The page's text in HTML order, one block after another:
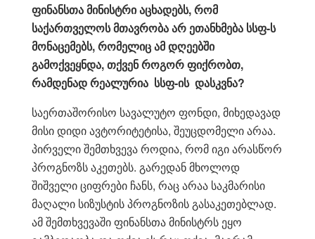
ფინანსთა მინისტრი აცხადებს, რომ
საქართველოს მთავრობა არ ეთანხმება სსფ-ს
მონაცემებს, რომელიც ამ დღეებში
გამოქვეყნდა, თქვენ როგორფიქრობთ,
რამდენად რეალურია სსფ-ის დასკვნა?
საერთაშორისო სავალუტო ფონდი, მიხედავად
მისი დიდი ავტორიტეტისა, შეუცდომელი არაა.
პირველი შემთხვევა როდია, რომ იგი არასწორ
პროგნოზს აკეთებს. გარედან მხოლოდ
შიშველი ციფრები ჩანს, რაც არაა საკმარისი
მაღალი სიზუსტის პროგნოზის გასაკეთებლად.
ამ შემთხვევაში ფინანსთა მინისტრს ეყო